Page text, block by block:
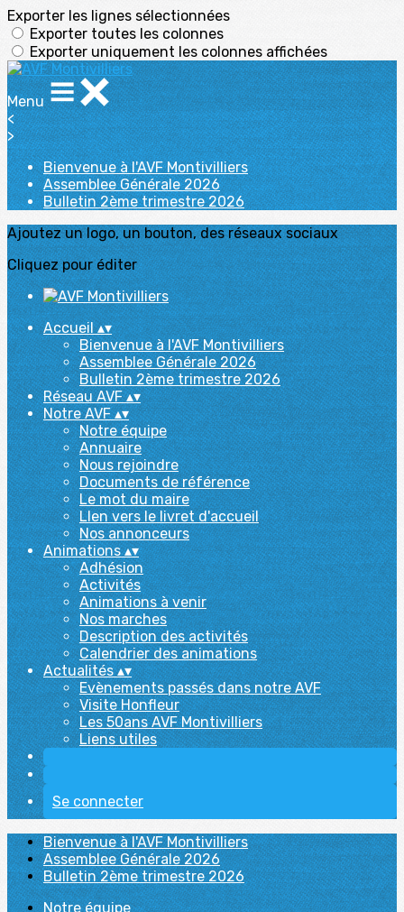
Exporter les lignes sélectionnées
Exporter toutes les colonnes
Exporter uniquement les colonnes affichées
Menu
<
>
Bienvenue à l'AVF Montivilliers
Assemblee Générale 2026
Bulletin 2ème trimestre 2026
Ajoutez un logo, un bouton, des réseaux sociaux
Cliquez pour éditer
Accueil▴▾
Bienvenue à l'AVF Montivilliers
Assemblee Générale 2026
Bulletin 2ème trimestre 2026
Réseau AVF▴▾
Notre AVF▴▾
Notre équipe
Annuaire
Nous rejoindre
Documents de référence
Le mot du maire
LIen vers le livret d'accueil
Nos annonceurs
Animations▴▾
Adhésion
Activités
Animations à venir
Nos marches
Description des activités
Calendrier des animations
Actualités▴▾
Evènements passés dans notre AVF
Visite Honfleur
Les 50ans AVF Montivilliers
Liens utiles
Se connecter
Bienvenue à l'AVF Montivilliers
Assemblee Générale 2026
Bulletin 2ème trimestre 2026
Notre équipe